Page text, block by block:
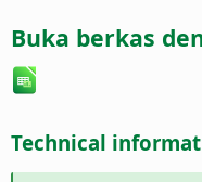
Buka berkas
Technical